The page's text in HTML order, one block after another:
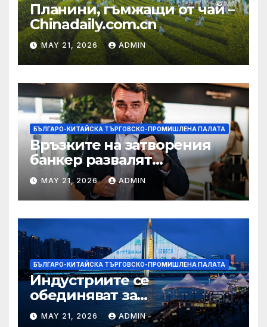
Планини, гъмжащи от чай –
Chinadaily.com.cn
MAY 21, 2026 ADMIN
БЪЛГАРО-КИТАЙСКА ТЪРГОВСКО-ПРОМИШЛЕНА ПАЛАТА
Връзките на затворения
банкер развалят
надеждите на Флавио
Болсонаро за президент на
Бразилия
MAY 21, 2026 ADMIN
БЪЛГАРО-КИТАЙСКА ТЪРГОВСКО-ПРОМИШЛЕНА ПАЛАТА
Индустриите се
обединяват за
висококачествен растеж на
MAY 21, 2026 ADMIN